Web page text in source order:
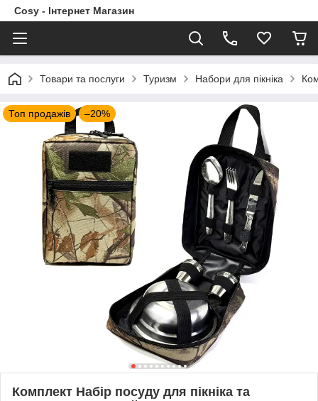
Cosy - Інтернет Магазин
Товари та послуги Туризм Набори для пікніка
Топ продажів –20%
Комплект Набір посуду для пікніка та